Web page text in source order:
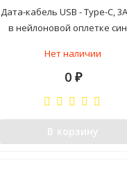
Дата-кабель USB - Type-C,
в нейлоновой оплетке
Нет наличии
0 ₽
В корзину